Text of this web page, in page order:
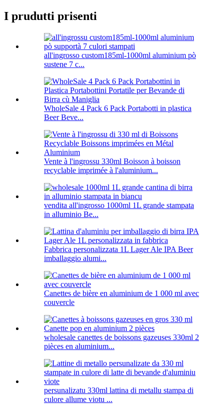
I prudutti prisenti
all'ingrosso custom185ml-1000ml aluminium pò
sustene 7 c...
WholeSale 4 Pack 6 Pack Portabotti in plastica
Beer Beve...
Vente à l'ingrossu 330ml Boisson à boisson
recyclable imprimée à l'aluminium...
vendita all'ingrosso 1000ml 1L grande stampata
in alluminio Be...
Fabbrica personalizzata 1L Lager Ale IPA Beer
imballaggio alumi...
Canettes de bière en aluminium de 1 000 ml avec
couvercle
wholesale canettes de boissons gazeuses 330ml 2
pièces en aluminium...
persunalizatu 330ml lattina di metallu stampa di
culore allume viotu ...